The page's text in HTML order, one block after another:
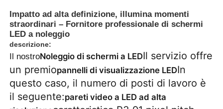
Prodotti
Video
Spettacolo VR
Impatto ad alta definizione, illumina momenti
straordinari – Fornitore professionale di schermi
LED a noleggio
descrizione:
Il nostroNoleggio di schermi a LEDIl servizio offre
un premiopannelli di visualizzazione LEDIn
questo caso, il numero di posti di lavoro è
il seguente:pareti video a LED ad alta